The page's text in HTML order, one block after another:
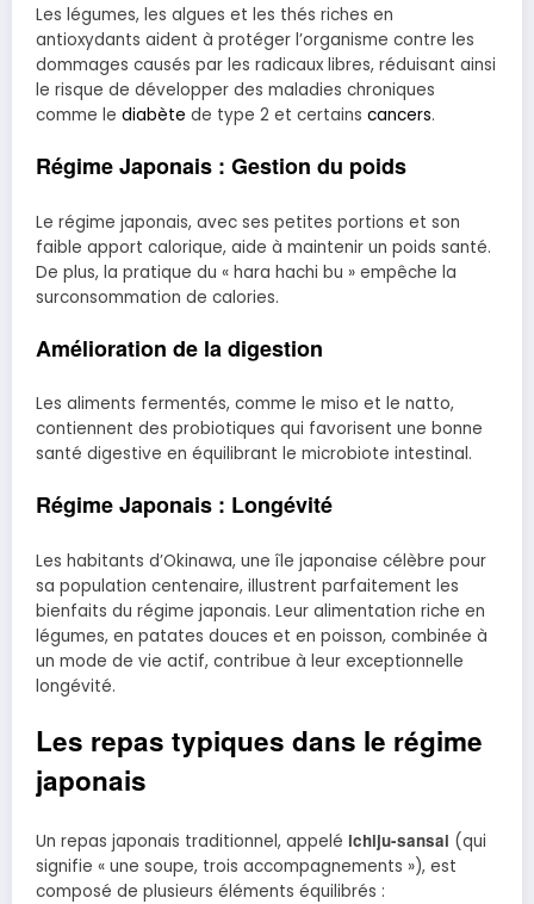
Les légumes, les algues et les thés riches en
antioxydants aident à protéger l’organisme contre les
dommages causés par les radicaux libres, réduisant ainsi
le risque de développer des maladies chroniques
comme le diabète de type 2 et certains cancers.
Régime Japonais : Gestion du poids
Le régime japonais, avec ses petites portions et son
faible apport calorique, aide à maintenir un poids santé.
De plus, la pratique du « hara hachi bu » empêche la
surconsommation de calories.
Amélioration de la digestion
Les aliments fermentés, comme le miso et le natto,
contiennent des probiotiques qui favorisent une bonne
santé digestive en équilibrant le microbiote intestinal.
Régime Japonais : Longévité
Les habitants d’Okinawa, une île japonaise célèbre pour
sa population centenaire, illustrent parfaitement les
bienfaits du régime japonais. Leur alimentation riche en
légumes, en patates douces et en poisson, combinée à
un mode de vie actif, contribue à leur exceptionnelle
longévité.
Les repas typiques dans le régime
japonais
Un repas japonais traditionnel, appelé ichiju-sansai (qui
signifie « une soupe, trois accompagnements »), est
composé de plusieurs éléments équilibrés :